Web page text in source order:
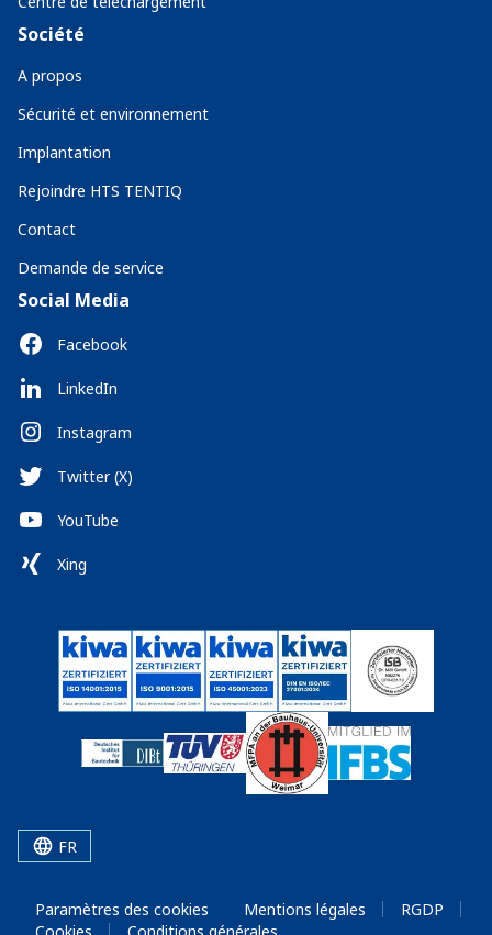
Société
A propos
Sécurité et environnement
Implantation
Rejoindre HTS TENTIQ
Contact
Demande de service
Social Media
Facebook
LinkedIn
Instagram
Twitter (X)
YouTube
Xing
FR
Paramètres des cookies Mentions légales
RGDP
Cookies
Conditions générales